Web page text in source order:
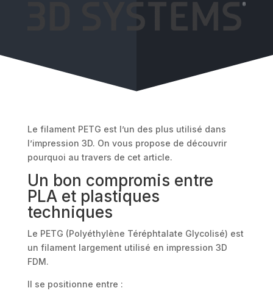
Le filament PETG est l’un des plus utilisé dans
l’impression 3D. On vous propose de découvrir
pourquoi au travers de cet article.
Un bon compromis entre
PLA et plastiques
techniques
Le PETG (Polyéthylène Téréphtalate Glycolisé) est
un filament largement utilisé en impression 3D
FDM.
Il se positionne entre :